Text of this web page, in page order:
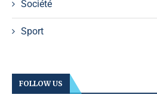
Société
Sport
FOLLOW US